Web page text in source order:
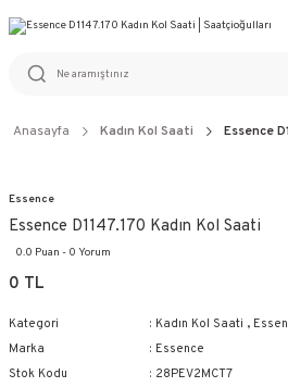
%100 ORİJİNAL ÜRÜN
Anasayfa Kadın Kol Saati Essence
Essence
Essence D1147.170 Kadın Kol Saati
0.0 Puan - 0 Yorum
0 TL
Kategori Kadın Kol Saati ,
Marka
Essence
Stok Kodu
28PEV2MCT7